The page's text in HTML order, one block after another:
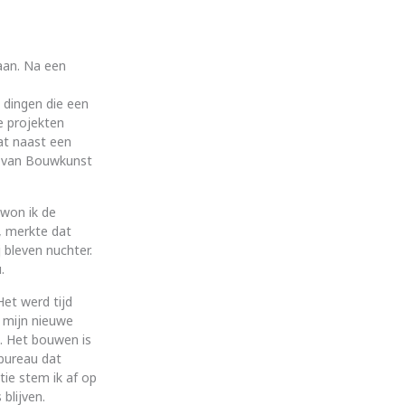
Na een
die een
projekten
naast een
Bouwkunst
ik de
merkte dat
nuchter.
werd tijd
nieuwe
Het bouwen is
dat
stem ik af op